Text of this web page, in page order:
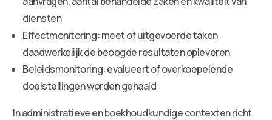
diensten
Effectmonitoring: meet of uitgevoerde taken
daadwerkelijk de beoogde resultaten opleveren
Beleidsmonitoring: evalueert of overkoepelende
doelstellingen worden gehaald
In administratieve en boekhoudkundige contexten richt